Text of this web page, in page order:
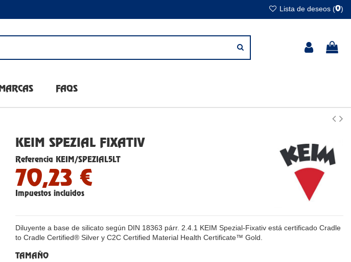
Lista de deseos (0)
MARCAS FAQS
KEIM SPEZIAL FIXATIV
Referencia KEIM/SPEZIAL5LT
70,23 €
Impuestos incluidos
Diluyente a base de silicato según DIN 18363 párr. 2.4.1 KEIM Spezial-Fixativ está certificado Cradle
to Cradle Certified® Silver y C2C Certified Material Health Certificate™ Gold.
TAMAÑO